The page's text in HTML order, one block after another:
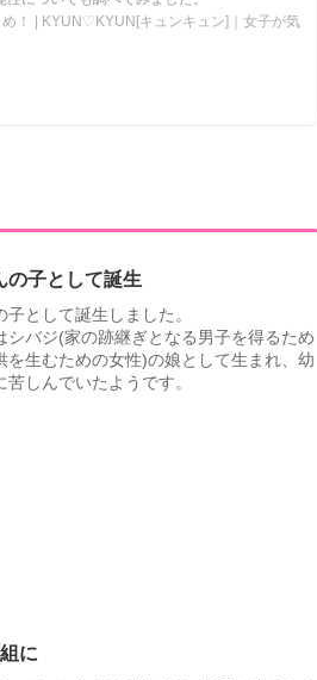
！ | KYUN♡KYUN[キュンキュン]｜女子が気
の子として誕生
として誕生しました。
シバジ(家の跡継ぎとなる男子を得るため
を生むための女性)の娘として生まれ、幼
しんでいたようです。
に